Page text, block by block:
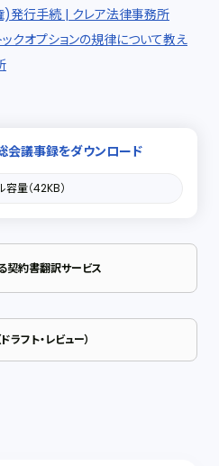
)発行手続 | クレア法律事務所
クオプションの規律について教え
会議事録をダウンロード
容量（42KB）
契約書翻訳サービス
ラフト・レビュー）